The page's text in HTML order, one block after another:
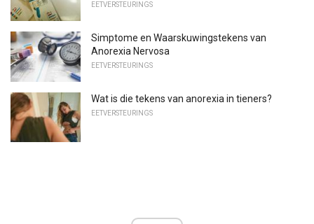
EETVERSTEURINGS
Simptome en Waarskuwingstekens van
Anorexia Nervosa
EETVERSTEURINGS
Wat is die tekens van anorexia in tieners?
EETVERSTEURINGS